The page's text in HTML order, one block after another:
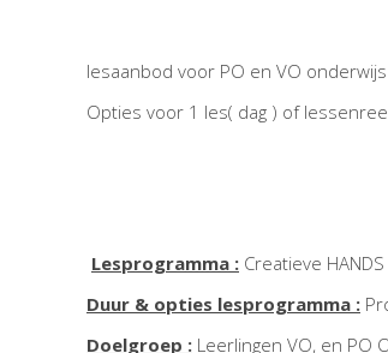
lesaanbod voor PO en VO onderwijs
Opties voor 1 les( dag ) of
Lesprogramma : Creatieve
Duur & opties lesprogramma :
Doelgroep : Leerlingen VO, en PO